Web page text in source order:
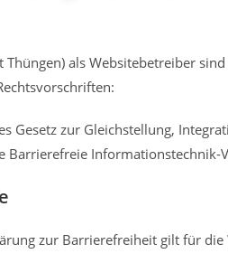
Thüngen) als Websitebetreiber
Gesetz zur Gleichstellung,
Barrierefreie Informationstechnik-
zur Barrierefreiheit gilt für die